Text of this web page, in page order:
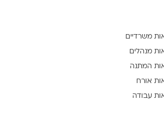
משרדיים
מנהלים
המתנה
אורח
עבודה